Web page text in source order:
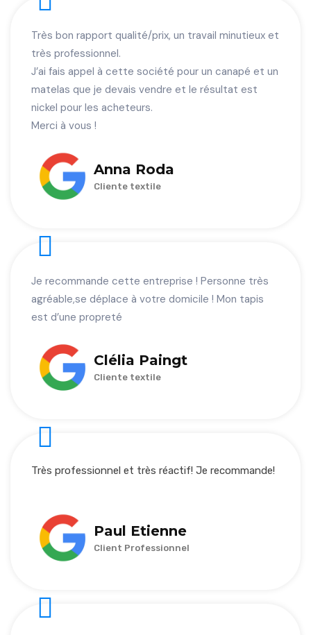
Très bon rapport qualité/prix, un travail minutieux et
très professionnel.
J’ai fais appel à cette société pour un canapé et un
matelas que je devais vendre et le résultat est
nickel pour les acheteurs.
Merci à vous !
Anna Roda
Cliente textile
Je recommande cette entreprise ! Personne très
agréable,se déplace à votre domicile ! Mon tapis
est d’une propreté
Clélia Paingt
Cliente textile
Très professionnel et très réactif! Je recommande!
Paul Etienne
Client Professionnel